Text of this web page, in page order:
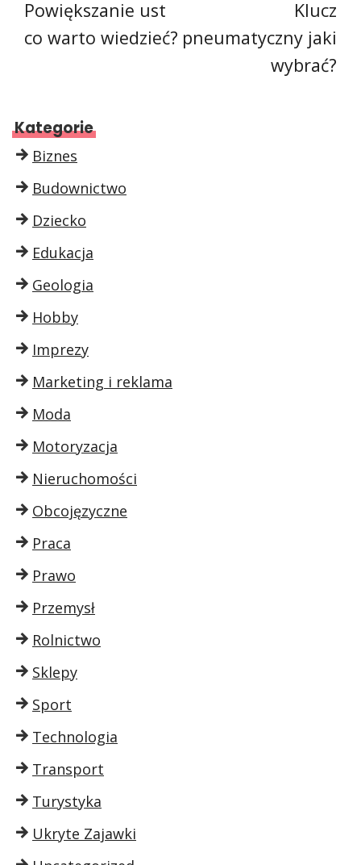
Powiększanie ust
co warto wiedzieć?
Klucz
pneumatyczny jaki
wybrać?
Kategorie
Biznes
Budownictwo
Dziecko
Edukacja
Geologia
Hobby
Imprezy
Marketing i reklama
Moda
Motoryzacja
Nieruchomości
Obcojęzyczne
Praca
Prawo
Przemysł
Rolnictwo
Sklepy
Sport
Technologia
Transport
Turystyka
Ukryte Zajawki